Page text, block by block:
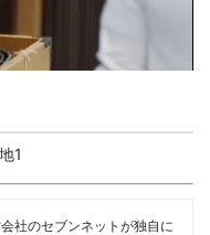
1
社のセブンネットが独自に